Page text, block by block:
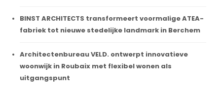
BINST ARCHITECTS transformeert voormalige ATEA-
fabriek tot nieuwe stedelijke landmark in Berchem
Architectenbureau VELD. ontwerpt innovatieve
woonwijk in Roubaix met flexibel wonen als
uitgangspunt